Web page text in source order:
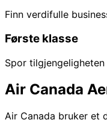
Finn verdifulle
Første klasse
Spor
Air Canada
Air Canada bruker et